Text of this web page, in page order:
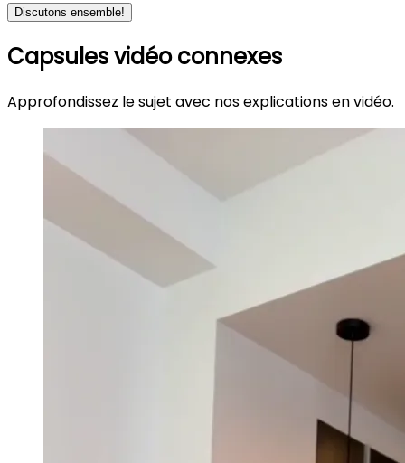
Discutons ensemble!
Capsules vidéo connexes
Approfondissez le sujet avec nos explications en vidéo.